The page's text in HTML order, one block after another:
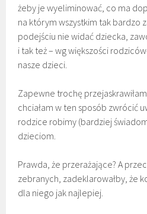
żeby je wyeliminować, co ma
na którym wszystkim tak bardzo
podejściu nie widać dziecka,
i tak też – wg większości
nasze dzieci.
Zapewne trochę
chciałam w ten sposób zwrócić
rodzice robimy (bardziej
dzieciom.
Prawda, że przerażające? A
zebranych, zadeklarowałby, że
dla niego jak najlepiej.